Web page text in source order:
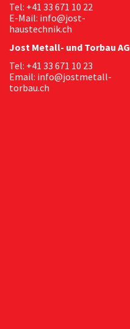
Tel: +41 33 671 10 22
E-Mail: info@jost-
haustechnik.ch
Jost Metall- und Torbau AG
Tel: +41 33 671 10 23
Email: info@jostmetall-
torbau.ch